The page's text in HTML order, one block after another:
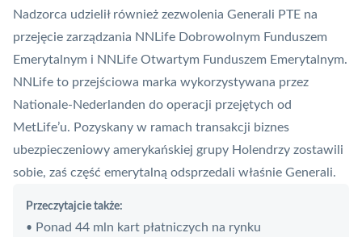
Nadzorca udzielił również zezwolenia Generali PTE na
przejęcie zarządzania NNLife Dobrowolnym Funduszem
Emerytalnym i NNLife Otwartym Funduszem Emerytalnym.
NNLife to przejściowa marka wykorzystywana przez
Nationale-Nederlanden do operacji przejętych od
MetLife’u. Pozyskany w ramach transakcji biznes
ubezpieczeniowy amerykańskiej grupy Holendrzy zostawili
sobie, zaś część emerytalną odsprzedali właśnie Generali.
Przeczytajcie także:
• Ponad 44 mln kart płatniczych na rynku